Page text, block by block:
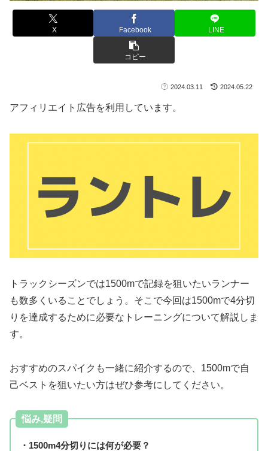
X Facebook LINE
コピー
2024.03.11 2024.05.22
アフィリエイト広告を利用しています。
トラックシーズンでは1500mで記録を狙いたいランナー
も数多くいることでしょう。そこで今回は1500mで4分切
りを達成するために必要なトレーニングについて解説しま
す。
おすすめのスパイクも一緒に紹介するので、1500mで自
己ベストを狙いたい方はぜひ参考にしてください。
悩み,疑問
・1500m4分切りには何が必要？